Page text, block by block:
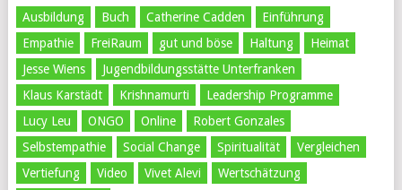
Ausbildung Buch Catherine Cadden
Einführung
Empathie
FreiRaum gut und böse Haltung
Heimat
Jesse Wiens
Jugendbildungsstätte Unterfranken
Klaus Karstädt
Krishnamurti
Leadership Programme
Lucy Leu
ONGO Online
Robert Gonzales
Selbstempathie
Social Change Spiritualität
Vergleichen
Vertiefung
Video Vivet Alevi
Wertschätzung